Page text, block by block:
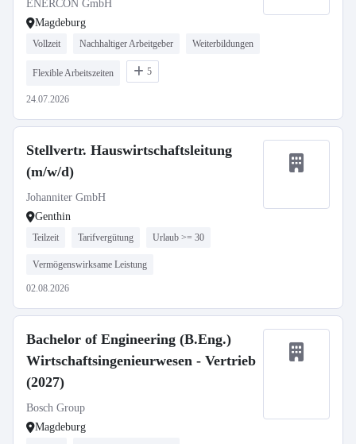
ENERCON GmbH
Magdeburg
Vollzeit Nachhaltiger Arbeitgeber Weiterbildungen
Flexible Arbeitszeiten 5
24.07.2026
Stellvertr. Hauswirtschaftsleitung
(m/w/d)
Johanniter GmbH
Genthin
Teilzeit Tarifvergütung Urlaub >= 30
Vermögenswirksame Leistung
02.08.2026
Bachelor of Engineering (B.Eng.)
Wirtschaftsingenieurwesen - Vertrieb
(2027)
Bosch Group
Magdeburg